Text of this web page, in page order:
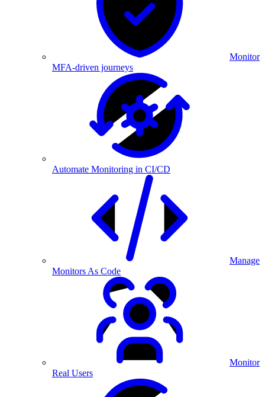
Monitor
MFA-driven journeys
Automate Monitoring in CI/CD
Manage
Monitors As Code
Monitor
Real Users